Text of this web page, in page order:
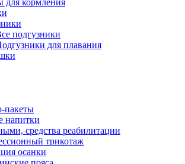
для кормления
подгузники
для плавания
пакеты
напитки
средства реабилитации
трикотаж
осанки